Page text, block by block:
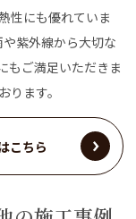
性にも優れていま
紫外線から大切な
もご満足いただきま
ます。
こちら